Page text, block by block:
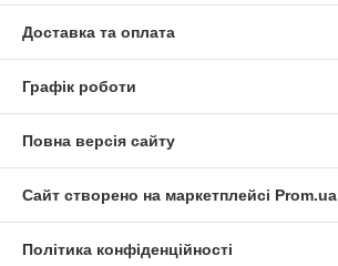
Доставка та оплата
Графік роботи
Повна версія сайту
Сайт створено на маркетплейсі Prom.ua
Політика конфіденційності